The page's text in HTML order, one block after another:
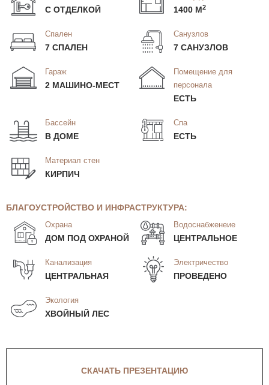
С ОТДЕЛКОЙ 1400 М2
Спален
7 СПАЛЕН
Санузлов
7 САНУЗЛОВ
Гараж
2 МАШИНО-МЕСТ
Помещение для
персонала
ЕСТЬ
Бассейн
В ДОМЕ
Спа
ЕСТЬ
Материал стен
КИРПИЧ
БЛАГОУСТРОЙСТВО И ИНФРАСТРУКТУРА:
Охрана
ДОМ ПОД ОХРАНОЙ
Водоснабженеие
ЦЕНТРАЛЬНОЕ
Канализация
ЦЕНТРАЛЬНАЯ
Электричество
ПРОВЕДЕНО
Экология
ХВОЙНЫЙ ЛЕС
СКАЧАТЬ ПРЕЗЕНТАЦИЮ